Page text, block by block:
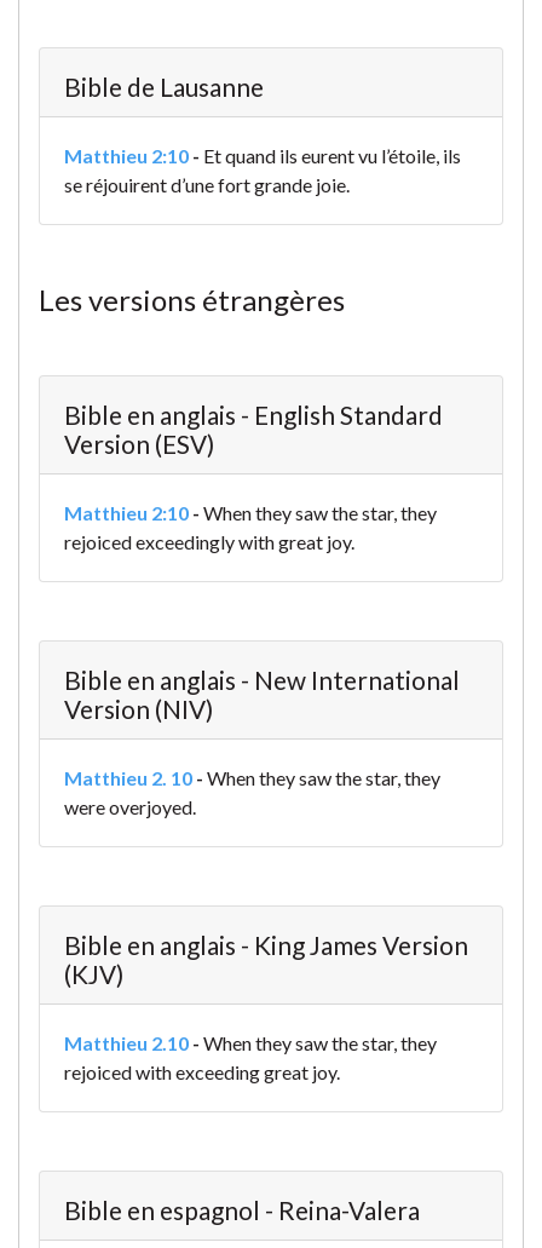
Bible de Lausanne
Matthieu 2:10 - Et quand ils eurent vu l’étoile, ils
se réjouirent d’une fort grande joie.
Les versions étrangères
Bible en anglais - English Standard
Version (ESV)
Matthieu 2:10 - When they saw the star, they
rejoiced exceedingly with great joy.
Bible en anglais - New International
Version (NIV)
Matthieu 2. 10 - When they saw the star, they
were overjoyed.
Bible en anglais - King James Version
(KJV)
Matthieu 2.10 - When they saw the star, they
rejoiced with exceeding great joy.
Bible en espagnol - Reina-Valera